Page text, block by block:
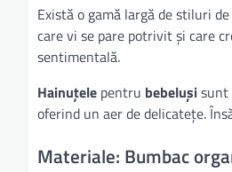
Există o gamă largă de stiluri de
care vi se pare potrivit și care
sentimentală.
Hainuțele pentru bebelușisunt
oferind un aer de delicatețe.
Materiale: Bumbac